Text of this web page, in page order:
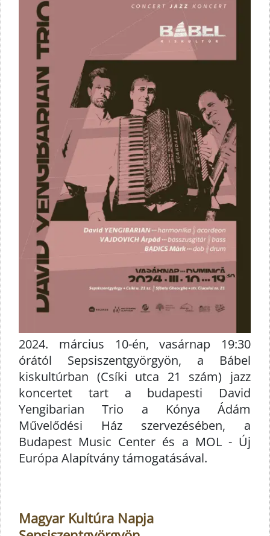
2024. március 10-én, vasárnap 19:30
órától Sepsiszentgyörgyön, a Bábel
kiskultúrban (Csíki utca 21 szám) jazz
koncertet tart a budapesti David
Yengibarian Trio a Kónya Ádám
Művelődési Ház szervezésében, a
Budapest Music Center és a MOL - Új
Európa Alapítvány támogatásával.
Magyar Kultúra Napja